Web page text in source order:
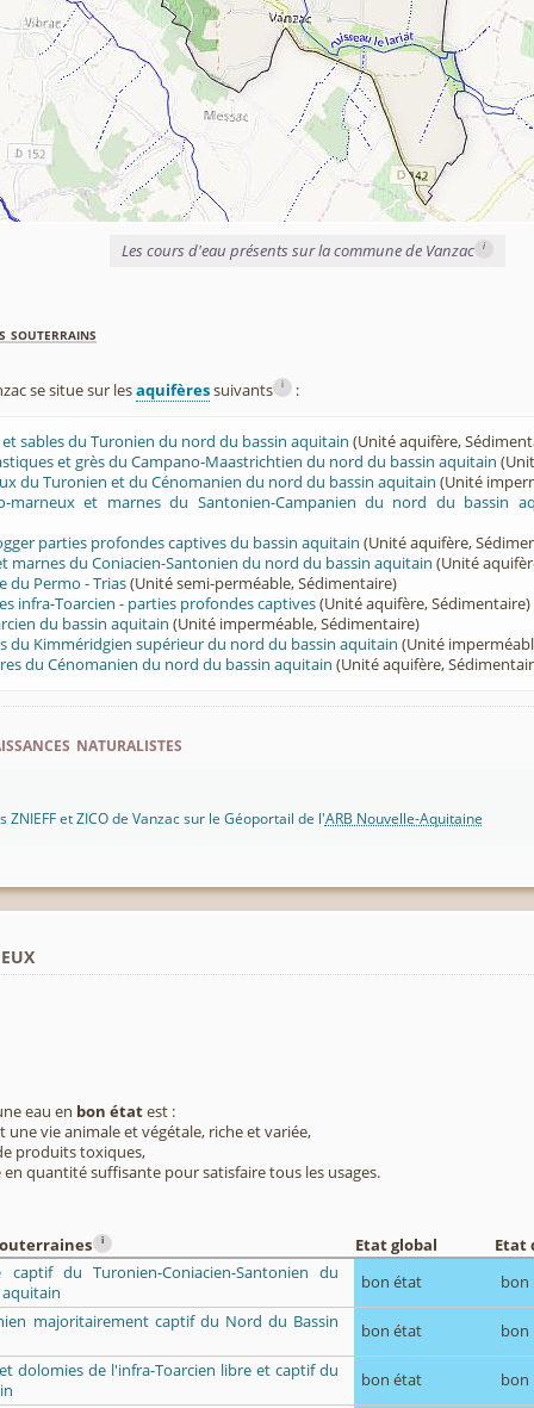
Les cours d'eau présents sur la commune de Vanzac i
souterrains
se situe sur lesaquifèressuivants i :
et sables du Turonien du nord du bassin aquitain (Unité aquifère,
et grès du Campano-Maastrichtien du nord du bassin aquitain
du Turonien et du Cénomanien du nord du bassin aquitain (Unité
marneux et marnes du Santonien-Campanien du nord du bassin
parties profondes captives du bassin aquitain (Unité aquifère,
marnes du Coniacien-Santonien du nord du bassin aquitain (Unité
du Permo - Trias(Unité semi-perméable, Sédimentaire)
infra-Toarcien - parties profondes captives(Unité aquifère, Sédimentaire)
du bassin aquitain (Unité imperméable, Sédimentaire)
du Kimméridgien supérieur du nord du bassin aquitain (Unité
du Cénomanien du nord du bassin aquitain (Unité aquifère,
naturalistes
ZNIEFF et ZICO de Vanzac sur le Géoportail de l'ARB Nouvelle-Aquitaine
eau en bon étatest :
une vie animale et végétale, riche et variée,
produits toxiques,
quantité suffisante pour satisfaire tous les usages.
i Etat global
Etat
captif du Turonien-Coniacien-Santonien du
bon état
bon
majoritairement captif du Nord du Bassin
bon état
bon
et dolomies de l'infra-Toarcien libre et captif du
bon état
bon